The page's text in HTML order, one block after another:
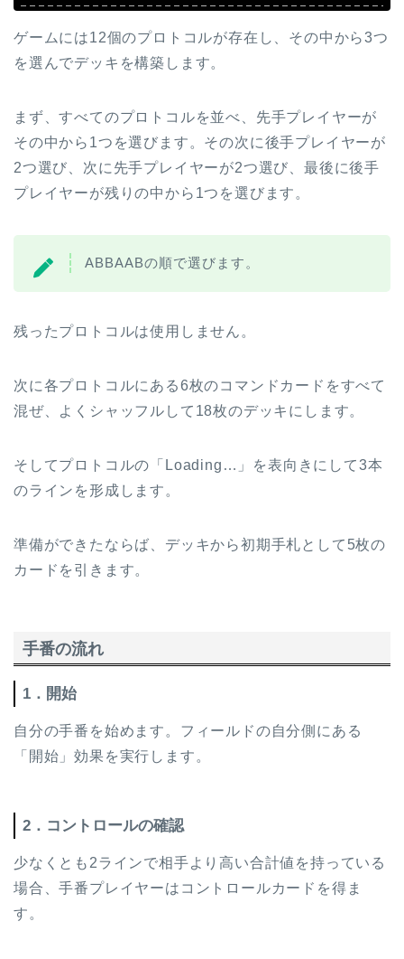
ゲームには12個のプロトコルが存在し、その中から3つ
を選んでデッキを構築します。
まず、すべてのプロトコルを並べ、先手プレイヤーが
その中から1つを選びます。その次に後手プレイヤーが
2つ選び、次に先手プレイヤーが2つ選び、最後に後手
プレイヤーが残りの中から1つを選びます。
ABBAABの順で選びます。
残ったプロトコルは使用しません。
次に各プロトコルにある6枚のコマンドカードをすべて
混ぜ、よくシャッフルして18枚のデッキにします。
そしてプロトコルの「Loading…」を表向きにして3本
のラインを形成します。
準備ができたならば、デッキから初期手札として5枚の
カードを引きます。
手番の流れ
1．開始
自分の手番を始めます。フィールドの自分側にある
「開始」効果を実行します。
2．コントロールの確認
少なくとも2ラインで相手より高い合計値を持っている
場合、手番プレイヤーはコントロールカードを得ま
す。